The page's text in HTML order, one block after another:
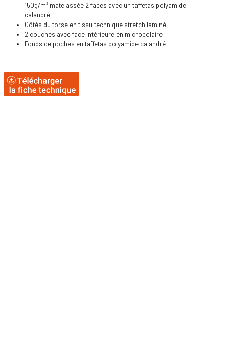
150g/m² matelassée 2 faces avec un taffetas polyamide
calandré
Côtés du torse en tissu technique stretch laminé
2 couches avec face intérieure en micropolaire
Fonds de poches en taffetas polyamide calandré